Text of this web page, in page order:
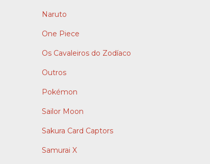
Naruto
One Piece
Os Cavaleiros do Zodíaco
Outros
Pokémon
Sailor Moon
Sakura Card Captors
Samurai X